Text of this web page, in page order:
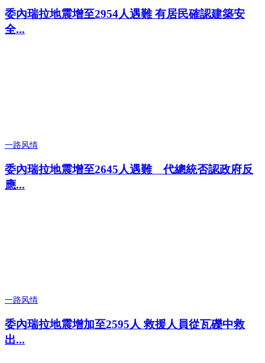
委內瑞拉地震增至2954人遇難 有居民確認建築安
全...
一路风情
委內瑞拉地震增至2645人遇難 代總統否認政府反
應...
一路风情
委內瑞拉地震增加至2595人 救援人員從瓦礫中救
出...